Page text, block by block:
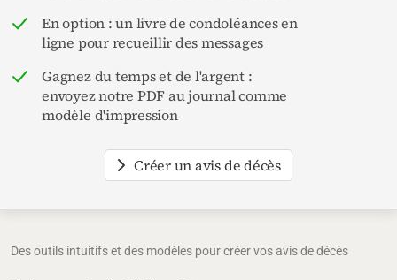
En option : un livre de condoléances en
ligne pour recueillir des messages
Gagnez du temps et de l'argent :
envoyez notre PDF au journal comme
modèle d'impression
Créer un avis de décès
Des outils intuitifs et des modèles pour créer vos avis de décès